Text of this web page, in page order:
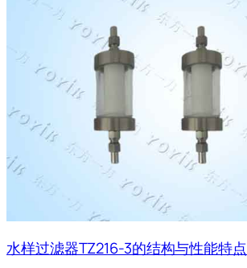
水样过滤器TZ216-3的结构与性能特点